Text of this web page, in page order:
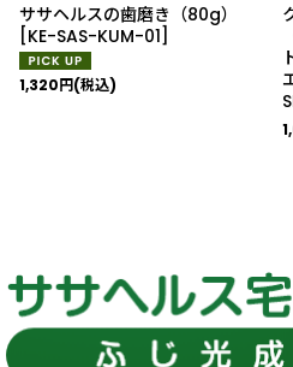
ササヘルスの歯磨き（80g）
[KE-SAS-KUM-01]
1,320円(税込)